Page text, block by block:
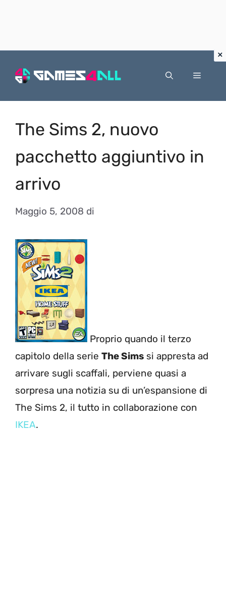
Menu
The Sims 2, nuovo
pacchetto aggiuntivo in
arrivo
Maggio 5, 2008 di
Proprio quando il terzo
capitolo della serie The Sims si appresta ad
arrivare sugli scaffali, perviene quasi a
sorpresa una notizia su di un’espansione di
The Sims 2, il tutto in collaborazione con
IKEA.